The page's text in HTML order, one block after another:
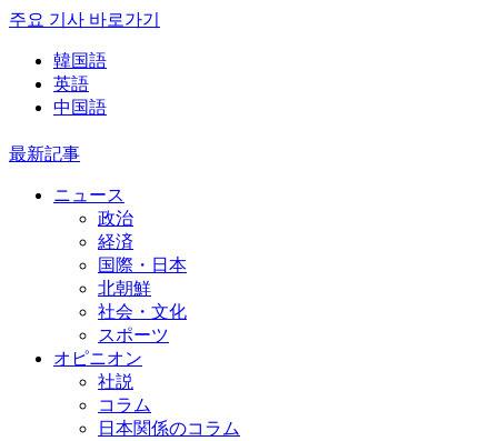
주요 기사 바로가기
韓国語
英語
中国語
最新記事
ニュース
政治
経済
国際・日本
北朝鮮
社会・文化
スポーツ
オピニオン
社説
コラム
日本関係のコラム